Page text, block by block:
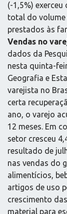
(-1,5%)
total do volume
prestados às
Vendas no
dados da
nesta quinta-
Geografia e
varejista no
certa
ano, o varejo
12 meses. Em
setor cresceu
resultado de
nas vendas do
alimentícios,
artigos de uso
crescimento
material para